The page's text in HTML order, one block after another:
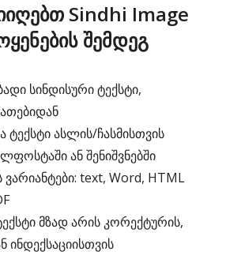
Sindhi Image
შემდეგ
სინდისური ტექსტი,
ასლის/ჩასმისთვის
ან შენიშვნებში
text, Word, HTML
მზად არის კორექტურის,
ინდექსაციისთვის